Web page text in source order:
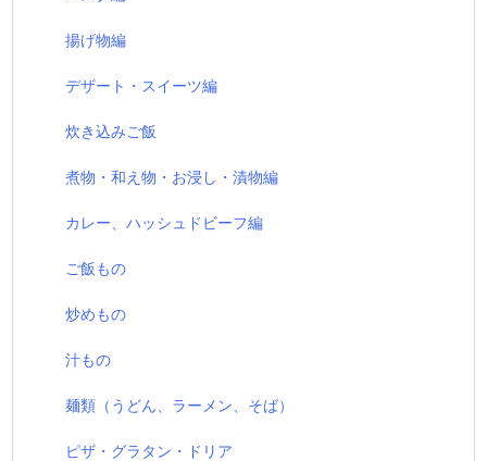
揚げ物編
デザート・スイーツ編
炊き込みご飯
煮物・和え物・お浸し・漬物編
カレー、ハッシュドビーフ編
ご飯もの
炒めもの
汁もの
麺類（うどん、ラーメン、そば）
ピザ・グラタン・ドリア